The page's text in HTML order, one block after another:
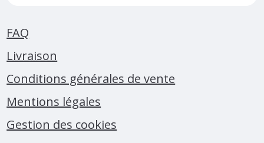
FAQ
Livraison
Conditions générales de vente
Mentions légales
Gestion des cookies